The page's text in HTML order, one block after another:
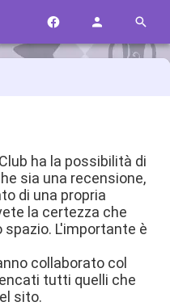
ha la possibilità di
sia una recensione,
di una propria
la certezza che
L'importante è
collaborato col
tutti quelli che
sito.